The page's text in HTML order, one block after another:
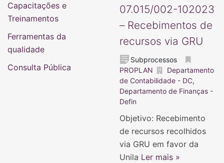
07.015/002-102023
– Recebimentos de
recursos via GRU
Subprocessos
PROPLAN
Departamento
de Contabilidade - DC,
Departamento de Finanças -
Defin
Objetivo: Recebimento
de recursos recolhidos
via GRU em favor da
Unila Ler mais »
Capacitações e
Treinamentos
Ferramentas da
qualidade
Consulta Pública